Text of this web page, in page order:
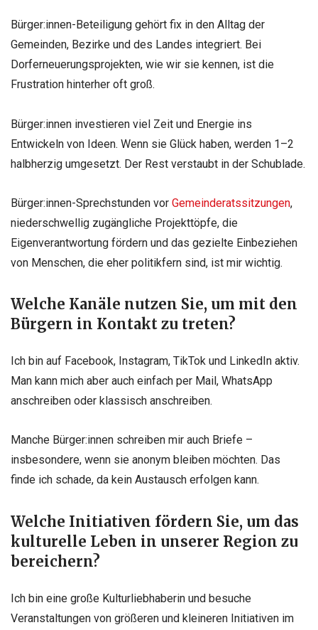
Bürger:innen-Beteiligung gehört fix in den Alltag der
Gemeinden, Bezirke und des Landes integriert. Bei
Dorferneuerungsprojekten, wie wir sie kennen, ist die
Frustration hinterher oft groß.
Bürger:innen investieren viel Zeit und Energie ins
Entwickeln von Ideen. Wenn sie Glück haben, werden 1–2
halbherzig umgesetzt. Der Rest verstaubt in der Schublade.
Bürger:innen-Sprechstunden vor Gemeinderatssitzungen,
niederschwellig zugängliche Projekttöpfe, die
Eigenverantwortung fördern und das gezielte Einbeziehen
von Menschen, die eher politikfern sind, ist mir wichtig.
Welche Kanäle nutzen Sie, um mit den
Bürgern in Kontakt zu treten?
Ich bin auf Facebook, Instagram, TikTok und LinkedIn aktiv.
Man kann mich aber auch einfach per Mail, WhatsApp
anschreiben oder klassisch anschreiben.
Manche Bürger:innen schreiben mir auch Briefe –
insbesondere, wenn sie anonym bleiben möchten. Das
finde ich schade, da kein Austausch erfolgen kann.
Welche Initiativen fördern Sie, um das
kulturelle Leben in unserer Region zu
bereichern?
Ich bin eine große Kulturliebhaberin und besuche
Veranstaltungen von größeren und kleineren Initiativen im